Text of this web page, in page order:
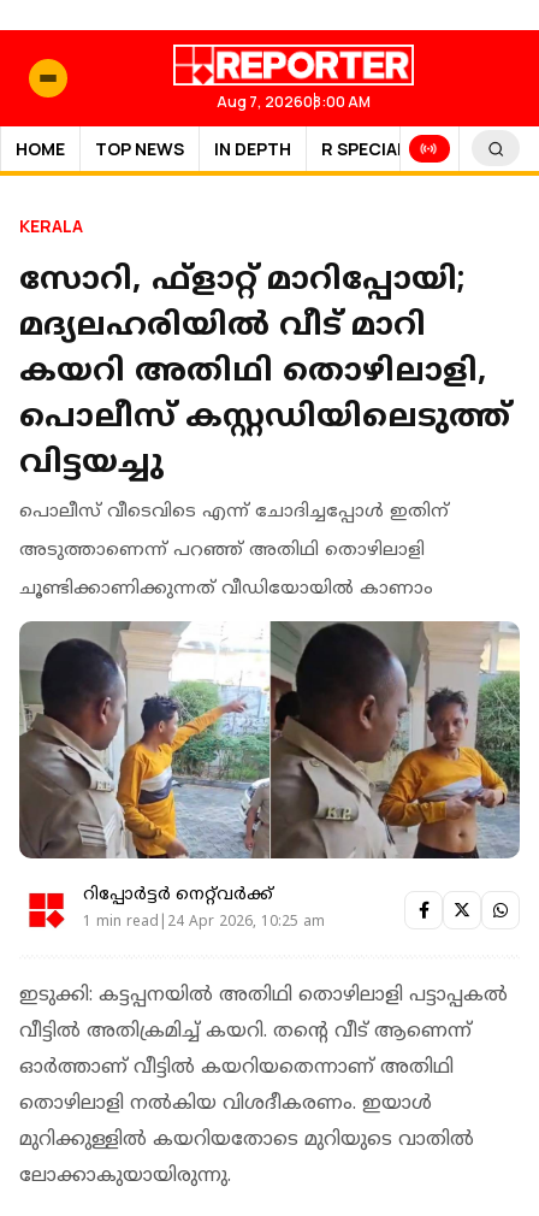
Aug 7, 202608:00 AM
HOME TOP NEWS IN DEPTH R SPECIAL SPORTS
KERALA
സോറി, ഫ്‌ളാറ്റ് മാറിപ്പോയി;
മദ്യലഹരിയില്‍ വീട് മാറി
കയറി അതിഥി തൊഴിലാളി,
പൊലീസ് കസ്റ്റഡിയിലെടുത്ത്
വിട്ടയച്ചു
പൊലീസ് വീടെവിടെ എന്ന് ചോദിച്ചപ്പോള്‍ ഇതിന്
അടുത്താണെന്ന് പറഞ്ഞ് അതിഥി തൊഴിലാളി
ചൂണ്ടിക്കാണിക്കുന്നത് വീഡിയോയില്‍ കാണാം
റിപ്പോർട്ടർ നെറ്റ്‌വര്‍ക്ക്‌
1 min read|24 Apr 2026, 10:25 am
ഇടുക്കി: കട്ടപ്പനയില്‍ അതിഥി തൊഴിലാളി പട്ടാപ്പകല്‍
വീട്ടില്‍ അതിക്രമിച്ച് കയറി. തന്റെ വീട് ആണെന്ന്
ഓര്‍ത്താണ് വീട്ടില്‍ കയറിയതെന്നാണ് അതിഥി
തൊഴിലാളി നല്‍കിയ വിശദീകരണം. ഇയാള്‍
മുറിക്കുള്ളില്‍ കയറിയതോടെ മുറിയുടെ വാതില്‍
ലോക്കാകുയായിരുന്നു.